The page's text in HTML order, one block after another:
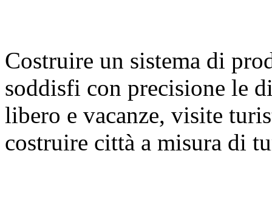
Costruire un sistema di
soddisfi con precisione le
libero e vacanze, visite
costruire città a misura di